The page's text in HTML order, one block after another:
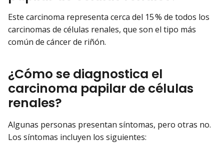
Este carcinoma representa cerca del 15 % de todos los
carcinomas de células renales, que son el tipo más
común de cáncer de riñón.
¿Cómo se diagnostica el
carcinoma papilar de células
renales?
Algunas personas presentan síntomas, pero otras no.
Los síntomas incluyen los siguientes: